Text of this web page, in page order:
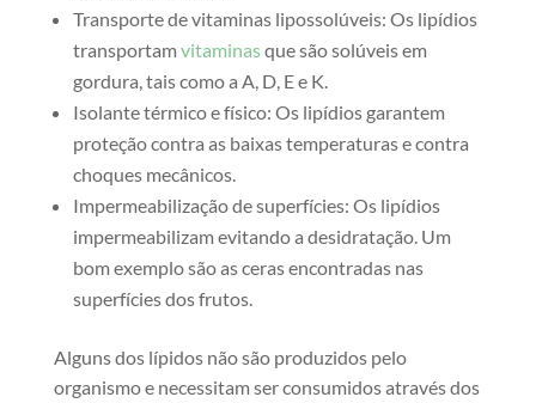
Transporte de vitaminas lipossolúveis: Os lipídios
transportamvitaminasque são solúveis em
gordura, tais como a A, D, E e K.
Isolante térmico e físico: Os lipídios garantem
proteção contra as baixas temperaturas e contra
choques mecânicos.
Impermeabilização de superfícies: Os lipídios
impermeabilizam evitando a desidratação. Um
bom exemplo são as ceras encontradas nas
superfícies dos frutos.
Alguns dos lípidos não são produzidos pelo
organismo e necessitam ser consumidos através dos